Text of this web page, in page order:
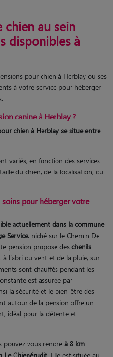
chien au sein
disponibles à
pour chien à Herblay ou ses
à votre service pour héberger
canine à Herblay ?
chien à Herblay se situe entre
variés, en fonction des services
du chien, de la localisation, ou
soins pour héberger votre
actuellement dans la commune
Service, niché sur le Chemin De
pension propose des chenils
à l'abri du vent et de la pluie, sur
sont chauffés pendant les
est assurée par
la sécurité et le bien-être des
autour de la pension offre un
idéal pour la détente et
pouvez vous rendre à 8 km
Le Chienérudit. Elle est située au